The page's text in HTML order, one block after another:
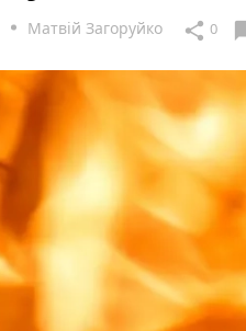
Матвій Загоруйко share 0